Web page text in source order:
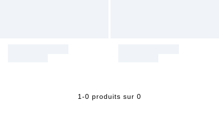
1-0 produits sur 0